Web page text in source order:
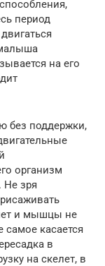
период
на его
без поддержки,
организм
Не зря
и мышцы не
самое касается
в
на скелет, в